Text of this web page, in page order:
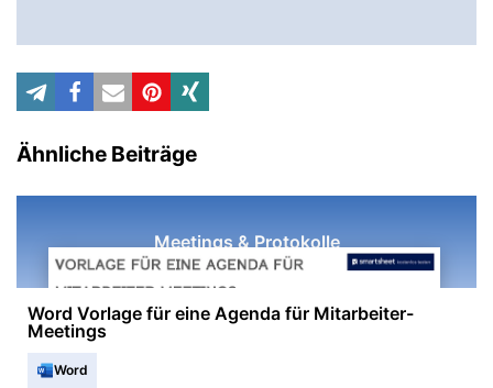
Ähnliche Beiträge
Meetings & Protokolle
Word Vorlage für eine Agenda für Mitarbeiter-
Meetings
Word